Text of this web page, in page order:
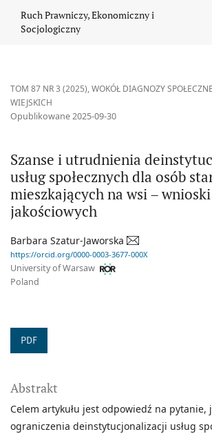
Ruch Prawniczy, Ekonomiczny i
Socjologiczny
TOM 87 NR 3 (2025),WOKÓŁ DIAGNOZY
WIEJSKICH
Szanse i utrudnienia
usług społecznych dla osób
mieszkających na wsi –
jakościowych
Opublikowane 2025-09-30
Barbara Szatur-Jaworska
https://orcid.org/0000-0003-3677-000X
University of Warsaw
Poland
PDF
Abstrakt
Celem artykułu jest odpowiedź na pytanie,
ograniczenia deinstytucjonalizacji usług